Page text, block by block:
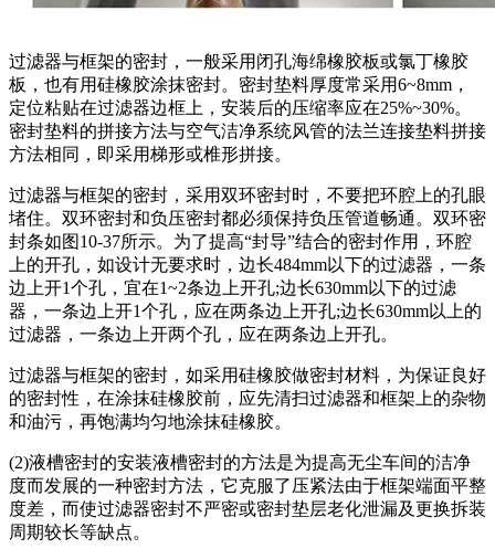
过滤器与框架的密封，一般采用闭孔海绵橡胶板或氯丁橡胶
板，也有用硅橡胶涂抹密封。密封垫料厚度常采用6~8mm，
定位粘贴在过滤器边框上，安装后的压缩率应在25%~30%。
密封垫料的拼接方法与空气洁净系统风管的法兰连接垫料拼接
方法相同，即采用梯形或椎形拼接。
过滤器与框架的密封，采用双环密封时，不要把环腔上的孔眼
堵住。双环密封和负压密封都必须保持负压管道畅通。双环密
封条如图10-37所示。为了提高“封导”结合的密封作用，环腔
上的开孔，如设计无要求时，边长484mm以下的过滤器，一条
边上开1个孔，宜在1~2条边上开孔;边长630mm以下的过滤
器，一条边上开1个孔，应在两条边上开孔;边长630mm以上的
过滤器，一条边上开两个孔，应在两条边上开孔。
过滤器与框架的密封，如采用硅橡胶做密封材料，为保证良好
的密封性，在涂抹硅橡胶前，应先清扫过滤器和框架上的杂物
和油污，再饱满均匀地涂抹硅橡胶。
(2)液槽密封的安装液槽密封的方法是为提高无尘车间的洁净
度而发展的一种密封方法，它克服了压紧法由于框架端面平整
度差，而使过滤器密封不严密或密封垫层老化泄漏及更换拆装
周期较长等缺点。